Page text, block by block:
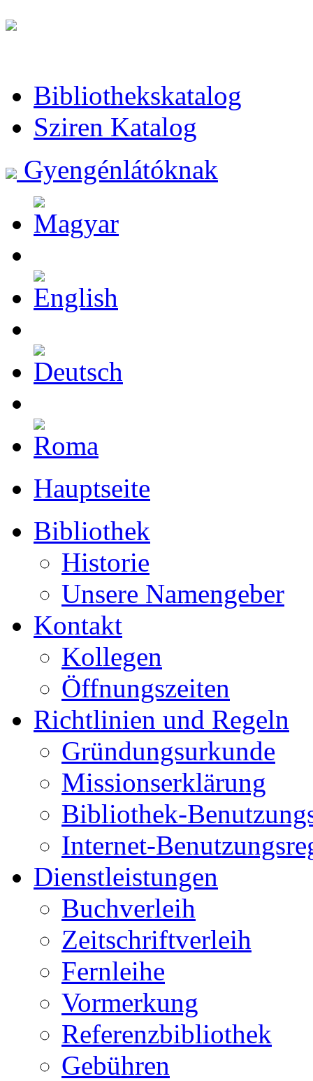
Bibliothekskatalog
Sziren Katalog
Gyengénlátóknak
Hauptseite
Bibliothek
Historie
Unsere Namengeber
Kontakt
Kollegen
Öffnungszeiten
Richtlinien und Regeln
Gründungsurkunde
Missionserklärung
Bibliothek-
Internet-
Dienstleistungen
Buchverleih
Zeitschriftverleih
Fernleihe
Vormerkung
Referenzbibliothek
Gebühren